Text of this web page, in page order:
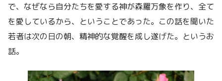
で、なぜなら自分たちを愛する神が森羅万象を作り、全て
を愛しているから、ということであった。この話を聞いた
若者は次の日の朝、精神的な覚醒を成し遂げた。というお
話。